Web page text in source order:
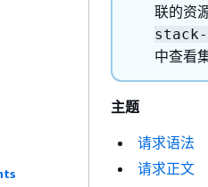
联的资源
中查看
主题
请求语法
请求正文